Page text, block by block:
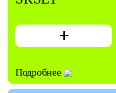
Подробнее